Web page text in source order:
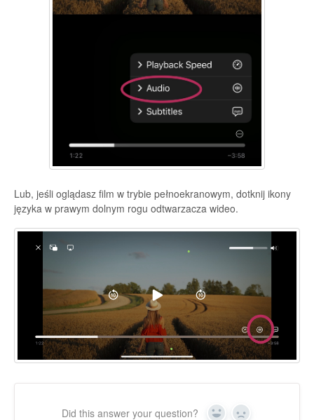
Lub, jeśli oglądasz film w trybie pełnoekranowym, dotknij ikony
języka w prawym dolnym rogu odtwarzacza wideo.
Did this answer your question?